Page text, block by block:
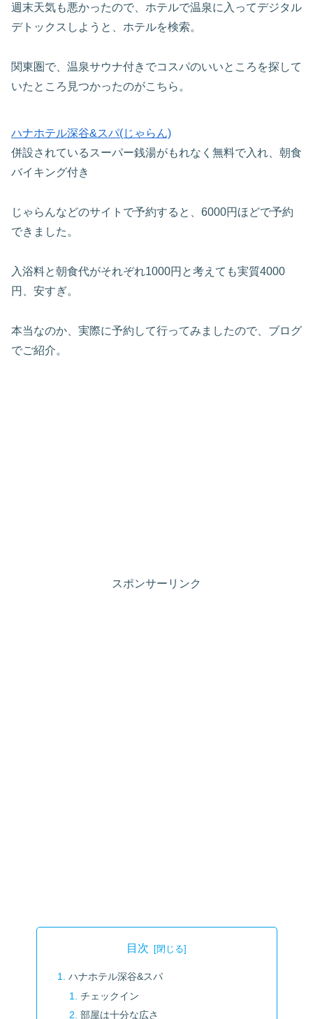
週末天気も悪かったので、ホテルで温泉に入ってデジタル
デトックスしようと、ホテルを検索。
関東圏で、温泉サウナ付きでコスパのいいところを探して
いたところ見つかったのがこちら。
ハナホテル深谷&スパ(じゃらん)
併設されているスーパー銭湯がもれなく無料で入れ、朝食
バイキング付き
じゃらんなどのサイトで予約すると、6000円ほどで予約
できました。
入浴料と朝食代がそれぞれ1000円と考えても実質4000
円、安すぎ。
本当なのか、実際に予約して行ってみましたので、ブログ
でご紹介。
スポンサーリンク
目次
ハナホテル深谷&スパ
チェックイン
部屋は十分な広さ